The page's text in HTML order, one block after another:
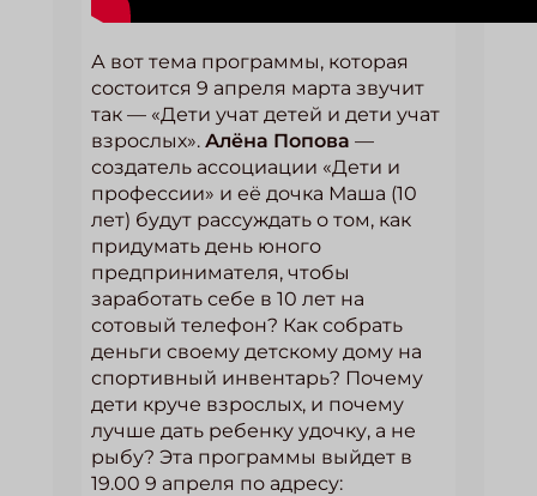
А вот тема программы, которая
состоится 9 апреля марта звучит
так — «Дети учат детей и дети учат
взрослых». Алёна Попова —
создатель ассоциации «Дети и
профессии» и её дочка Маша (10
лет) будут рассуждать о том, как
придумать день юного
предпринимателя, чтобы
заработать себе в 10 лет на
сотовый телефон? Как собрать
деньги своему детскому дому на
спортивный инвентарь? Почему
дети круче взрослых, и почему
лучше дать ребенку удочку, а не
рыбу? Эта программы выйдет в
19.00 9 апреля по адресу: